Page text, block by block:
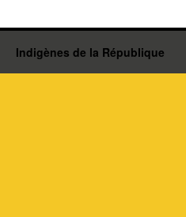
Indigènes de la République